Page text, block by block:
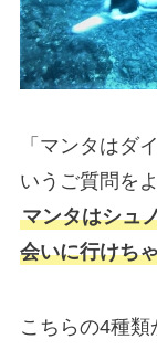
「マンタはダ
いうご質問を
マンタはシュ
会いに行けち
こちらの4種